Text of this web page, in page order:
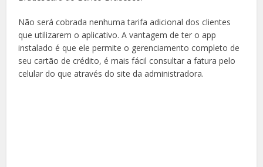
Não será cobrada nenhuma tarifa adicional dos clientes
que utilizarem o aplicativo. A vantagem de ter o app
instalado é que ele permite o gerenciamento completo de
seu cartão de crédito, é mais fácil consultar a fatura pelo
celular do que através do site da administradora.